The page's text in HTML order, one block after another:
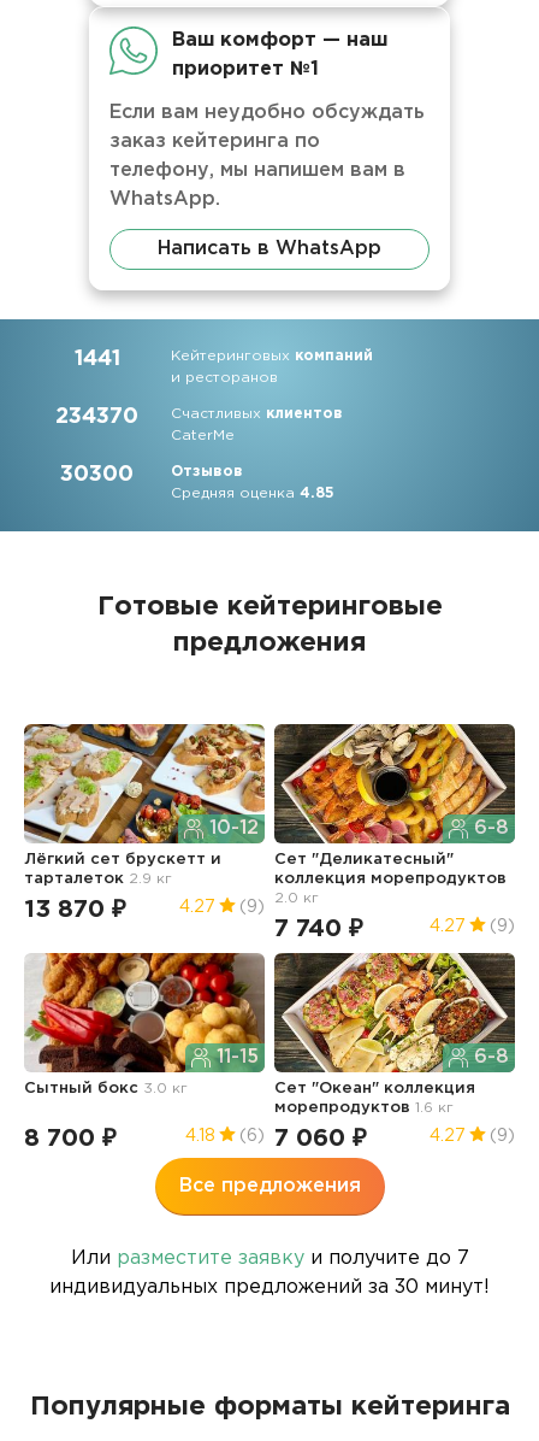
Ваш комфорт — наш
приоритет №1
Если вам неудобно обсуждать
заказ кейтеринга по
телефону, мы напишем вам в
WhatsApp.
Написать в WhatsApp
1441 Кейтеринговых компаний
и ресторанов
234370 Счастливых клиентов
CaterMe
30300
Отзывов
Средняя оценка4.85
Готовые кейтеринговые
предложения
10-12
Лёгкий сет брускетт и
тарталеток 2.9 кг
13 870 ₽ 4.27 (9)
6-8
Сет "Деликатесный"
коллекция морепродуктов
2.0 кг
7 740 ₽ 4.27 (9)
11-15
Сытный бокс 3.0 кг
8 700 ₽ 4.18 (6)
6-8
Сет "Океан" коллекция
морепродуктов1.6 кг
7 060 ₽ 4.27 (9)
Все предложения
Или разместите заявкуи получите до 7
индивидуальных предложений за 30 минут!
Популярные форматы кейтеринга